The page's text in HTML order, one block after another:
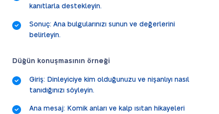
kanıtlarla destekleyin.
Sonuç: Ana bulgularınızı sunun ve değerlerini
belirleyin.
Düğün konuşmasının örneği
Giriş: Dinleyiciye kim olduğunuzu ve nişanlıyı nasıl
tanıdığınızı söyleyin.
Ana mesaj: Komik anları ve kalp ısıtan hikayeleri